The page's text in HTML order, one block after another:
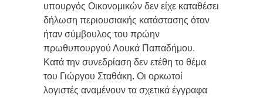
υπουργός Οικονομικών δεν είχε καταθέσει
δήλωση περιουσιακής κατάστασης όταν
ήταν σύμβουλος του πρώην
πρωθυπουργού Λουκά Παπαδήμου.
Κατά την συνεδρίαση δεν ετέθη το θέμα
του Γιώργου Σταθάκη. Οι ορκωτοί
λογιστές αναμένουν τα σχετικά έγγραφα